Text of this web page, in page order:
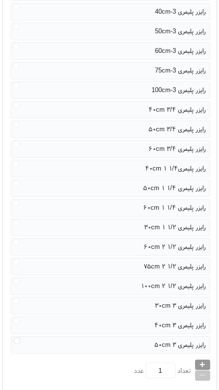
رایزر پلیمری 3-40cm
رایزر پلیمری 3-50cm
رایزر پلیمری 3-60cm
رایزر پلیمری 3-75cm
رایزر پلیمری 3-100cm
رایزر پلیمری ۳/۴ ۴۰cm
رایزر پلیمری ۳/۴ ۵۰cm
رایزر پلیمری ۳/۴ ۶۰cm
رایزر پلیمری۱/۴ ۱ ۴۰cm
رایزر پلیمری ۱/۴ ۱ ۵۰cm
رایزر پلیمری ۱/۴ ۱ ۶۰cm
رایزر پلیمری ۱/۲ ۱ ۳۰cm
رایزر پلیمری ۱/۲ ۲ ۶۰cm
رایزر پلیمری ۱/۲ ۲ ۷۵cm
رایزر پلیمری ۱/۲ ۲ ۱۰۰cm
رایزر پلیمری ۳ ۳۰cm
رایزر پلیمری ۳ ۴۰cm
رایزر پلیمری ۳ ۵۰cm
تعداد +
_ عدد